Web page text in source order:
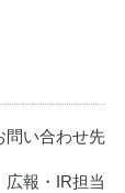
問い合わせ先
報・IR担当